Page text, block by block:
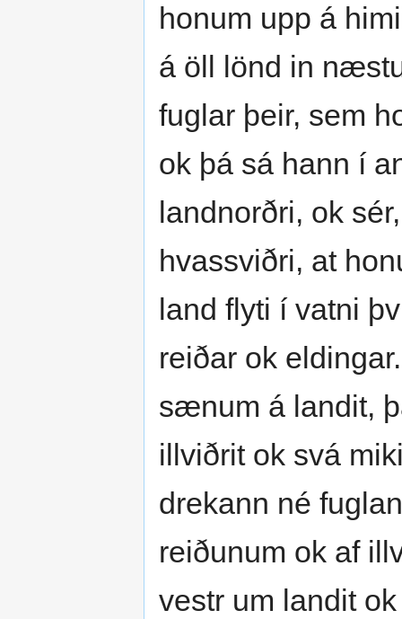
honum upp á
á öll lönd in
fuglar þeir, sem
ok þá sá hann í
landnorðri, ok
hvassviðri, at
land flyti í vatni
reiðar ok
sænum á landit,
illviðrit ok svá
drekann né
reiðunum ok af
vestr um landit